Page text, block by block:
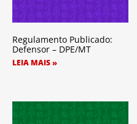
Regulamento Publicado:
Defensor – DPE/MT
LEIA MAIS »